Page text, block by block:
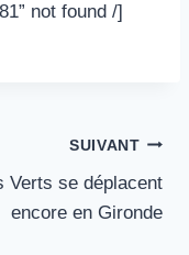
not found /]
SUIVANT
Verts se déplacent
encore en Gironde